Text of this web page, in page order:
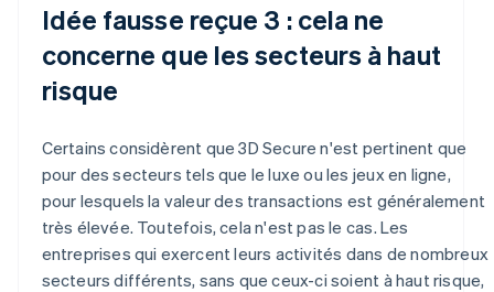
Idée fausse reçue 3 : cela ne
concerne que les secteurs à haut
risque
Certains considèrent que 3D Secure n'est pertinent que
pour des secteurs tels que le luxe ou les jeux en ligne,
pour lesquels la valeur des transactions est généralement
très élevée. Toutefois, cela n'est pas le cas. Les
entreprises qui exercent leurs activités dans de nombreux
secteurs différents, sans que ceux-ci soient à haut risque,